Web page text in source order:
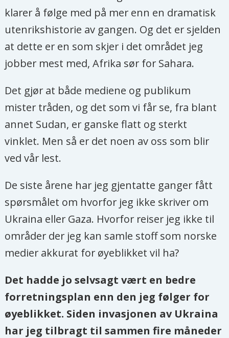
klarer å følge med på mer enn en dramatisk
utenrikshistorie av gangen. Og det er sjelden
at dette er en som skjer i det området jeg
jobber mest med, Afrika sør for Sahara.
Det gjør at både mediene og publikum
mister tråden, og det som vi får se, fra blant
annet Sudan, er ganske flatt og sterkt
vinklet. Men så er det noen av oss som blir
ved vår lest.
De siste årene har jeg gjentatte ganger fått
spørsmålet om hvorfor jeg ikke skriver om
Ukraina eller Gaza. Hvorfor reiser jeg ikke til
områder der jeg kan samle stoff som norske
medier akkurat for øyeblikket vil ha?
Det hadde jo selvsagt vært en bedre
forretningsplan enn den jeg følger for
øyeblikket. Siden invasjonen av Ukraina
har jeg tilbragt til sammen fire måneder